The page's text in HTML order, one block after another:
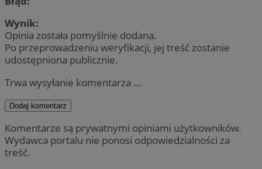
Wynik:
Opinia została pomyślnie dodana.
Po przeprowadzeniu weryfikacji, jej treść zostanie
udostępniona publicznie.
Trwa wysyłanie komentarza ...
Dodaj komentarz
Komentarze są prywatnymi opiniami użytkowników.
Wydawca portalu nie ponosi odpowiedzialności za
treść.